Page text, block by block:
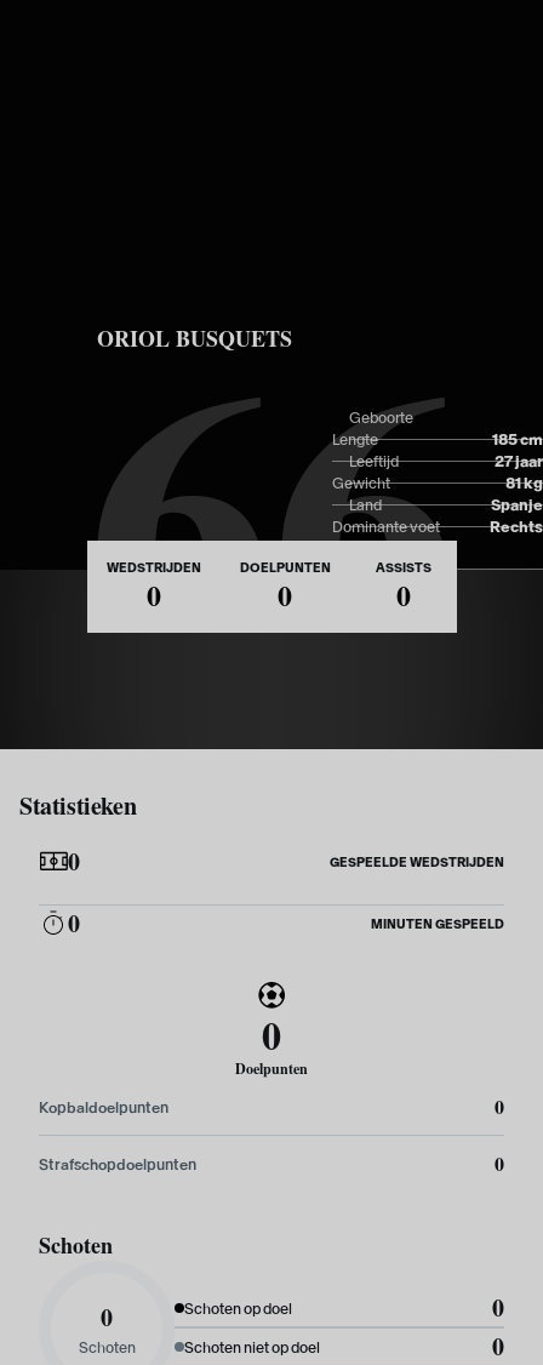
66
ORIOL BUSQUETS
Lengte 185 cm
Gewicht 81 kg
Dominante voet Rechts
Geboorte
Leeftijd 27 jaar
Land Spanje
WEDSTRIJDEN
0
DOELPUNTEN
0
ASSISTS
0
Statistieken
0
GESPEELDE WEDSTRIJDEN
0 MINUTEN GESPEELD
0
Doelpunten
Kopbaldoelpunten 0
Strafschopdoelpunten 0
Schoten
0
Schoten
Schoten op doel 0
Schoten niet op doel 0